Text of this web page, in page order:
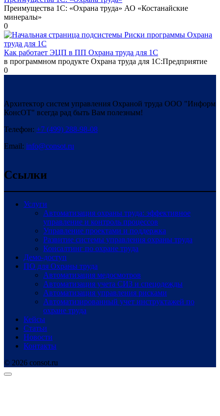
Преимущества 1С: «Охрана труда» АО «Костанайские
минералы»
0
Как работает ЭЦП в ПП Охрана труда для 1С
в программном продукте Охрана труда для 1С:Предприятие
0
Архитектор систем управления Охраной труда ООО "Информ
КонсОТ" всегда рад быть Вам полезным!
Телефон: +7 (499) 288-98-08
Email: info@consot.ru
Ссылки
Услуги
Автоматизация охраны труда: эффективное
управление и контроль процессов
Управление проектами и поддержка
Развитие системы управления охраны труда
Консалтинг по охране труда
Демо-доступ
ПО для Охраны труда
Автоматизация медосмотров
Автоматизация учета СИЗ и спецодежды
Автоматизация управления рисками
Автоматизированный учет инструктажей по
охране труда
Кейсы
Статьи
Новости
Контакты
© 2026 consot.ru